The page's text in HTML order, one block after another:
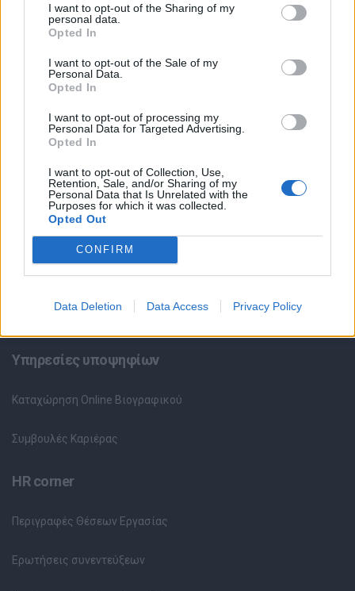
I want to opt-out of the Sharing of my
personal data.
Opted In
I want to opt-out of the Sale of my
Personal Data.
Opted In
I want to opt-out of processing my
Personal Data for Targeted Advertising.
Opted In
I want to opt-out of Collection, Use,
Retention, Sale, and/or Sharing of my
Personal Data that Is Unrelated with the
Purposes for which it was collected.
Opted Out
CONFIRM
Data Deletion Data Access Privacy Policy
Όλες οι Θέσεις Εργασίας
Θέσεις Εργασίας ανά Ειδικότητα
Θέσεις Εργασίας ανά Εταιρεία
Υπηρεσίες υποψηφίων
Καταχώρηση Online Βιογραφικού
Συμβουλές Καριέρας
HR corner
Περιγραφές Θέσεων Εργασίας
Ερωτήσεις συνεντεύξεων